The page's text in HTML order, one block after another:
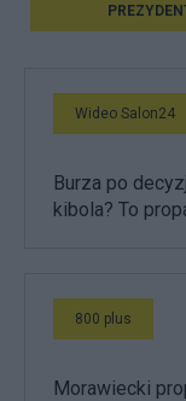
Wideo Salon24
Burza po
kibola? To
800 plus
Morawiecki